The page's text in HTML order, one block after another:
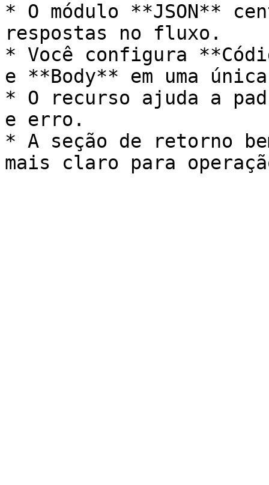
* O módulo **JSON**
respostas no fluxo.
* Você configura
e **Body** em uma
* O recurso ajuda a
e erro.
* A seção de retorno